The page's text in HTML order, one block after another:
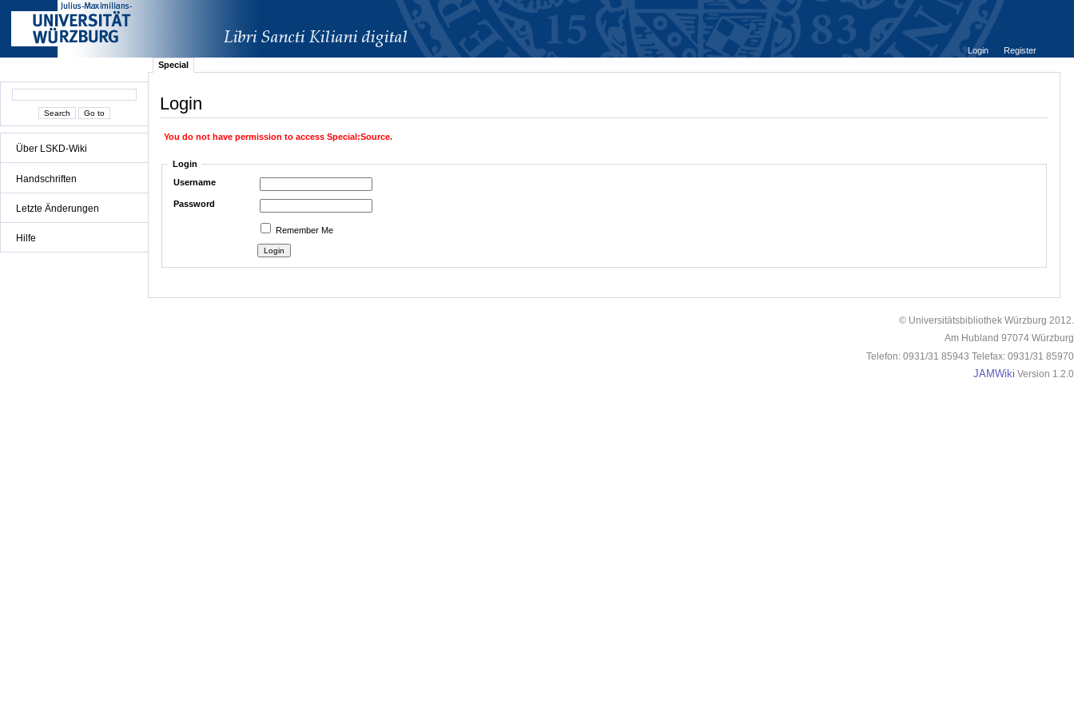
Über LSKD-Wiki
Handschriften
Letzte Änderungen
Hilfe
Login
Register
Special
Login
You do not have permission to access Special:Source.
Login
Username
Password
Remember Me
© Universitätsbibliothek Würzburg 2012.
Am Hubland 97074 Würzburg
Telefon: 0931/31 85943 Telefax: 0931/31 85970
JAMWiki Version 1.2.0